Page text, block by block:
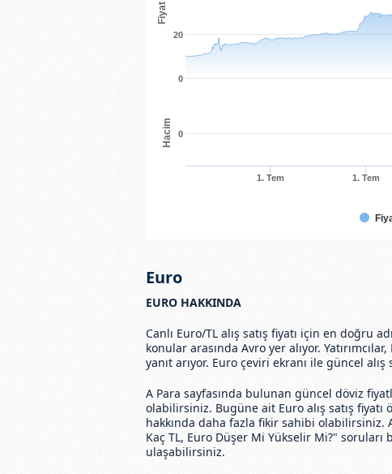
Fiyat
Hacim
1. Tem 1. Tem
0
20
0
Euro
EURO HAKKINDA
Canlı Euro/TL alış satış fiyatı için en doğru
konular arasında Avro yer alıyor.
yanıt arıyor. Euro çeviri ekranı ile güncel
A Para sayfasında bulunan güncel döviz
olabilirsiniz. Bugüne ait Euro alış satış fiyatı
hakkında daha fazla fikir sahibi olabilirsiniz.
Kaç TL, Euro Düşer Mi Yükselir Mi?"
ulaşabilirsiniz.